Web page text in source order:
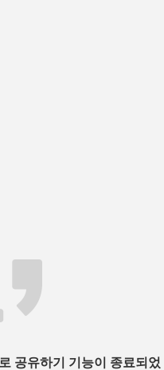
공유하기 기능이 종료되었